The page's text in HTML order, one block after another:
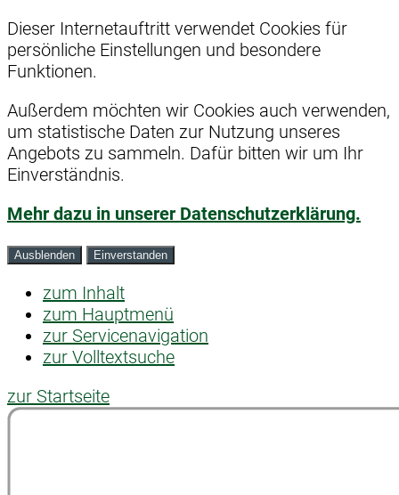
Dieser Internetauftritt verwendet Cookies für
persönliche Einstellungen und besondere
Funktionen.
Außerdem möchten wir Cookies auch verwenden,
um statistische Daten zur Nutzung unseres
Angebots zu sammeln. Dafür bitten wir um Ihr
Einverständnis.
Mehr dazu in unserer Datenschutzerklärung.
Ausblenden Einverstanden
zum Inhalt
zum Hauptmenü
zur Servicenavigation
zur Volltextsuche
zur Startseite